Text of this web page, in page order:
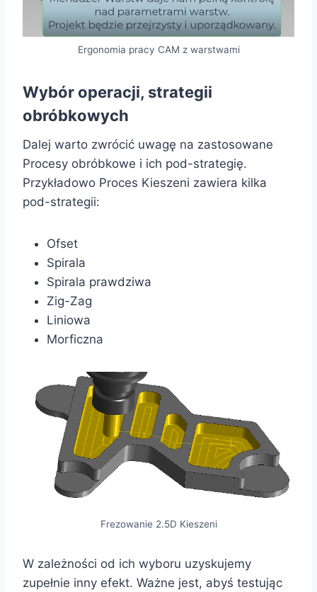
Ergonomia pracy CAM z warstwami
Wybór operacji, strategii
obróbkowych
Dalej warto zwrócić uwagę na zastosowane
Procesy obróbkowe i ich pod-strategię.
Przykładowo Proces Kieszeni zawiera kilka
pod-strategii:
Ofset
Spirala
Spirala prawdziwa
Zig-Zag
Liniowa
Morficzna
Frezowanie 2.5D Kieszeni
W zależności od ich wyboru uzyskujemy
zupełnie inny efekt. Ważne jest, abyś testując